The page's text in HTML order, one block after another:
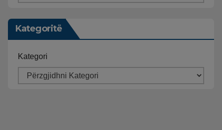
Kategoritë
Kategori